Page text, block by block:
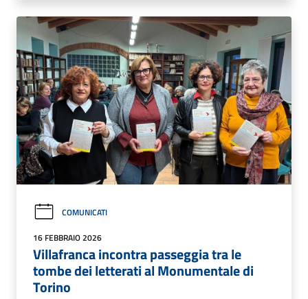
COMUNICATI
16 FEBBRAIO 2026
Villafranca incontra passeggia tra le
tombe dei letterati al Monumentale di
Torino